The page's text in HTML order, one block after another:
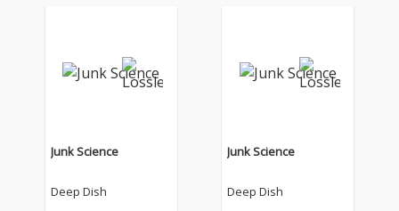
Junk Science
Deep Dish
Junk Science
Deep Dish